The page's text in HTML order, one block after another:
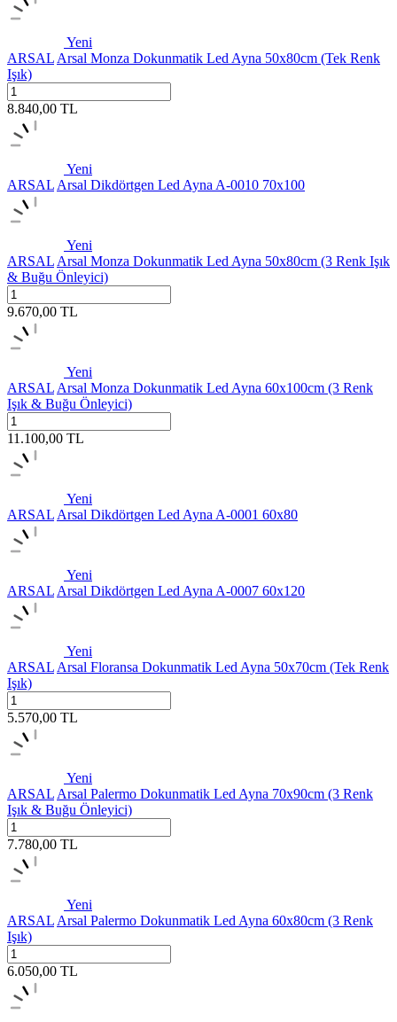
Yeni
ARSAL Arsal Monza Dokunmatik Led Ayna 50x80cm (Tek Renk
Işık)
8.840,00 TL
Yeni
ARSAL Arsal Dikdörtgen Led Ayna A-0010 70x100
Yeni
ARSAL Arsal Monza Dokunmatik Led Ayna 50x80cm (3 Renk Işık
& Buğu Önleyici)
9.670,00 TL
Yeni
ARSAL Arsal Monza Dokunmatik Led Ayna 60x100cm (3 Renk
Işık & Buğu Önleyici)
11.100,00 TL
Yeni
ARSAL Arsal Dikdörtgen Led Ayna A-0001 60x80
Yeni
ARSAL Arsal Dikdörtgen Led Ayna A-0007 60x120
Yeni
ARSAL Arsal Floransa Dokunmatik Led Ayna 50x70cm (Tek Renk
Işık)
5.570,00 TL
Yeni
ARSAL Arsal Palermo Dokunmatik Led Ayna 70x90cm (3 Renk
Işık & Buğu Önleyici)
7.780,00 TL
Yeni
ARSAL Arsal Palermo Dokunmatik Led Ayna 60x80cm (3 Renk
Işık)
6.050,00 TL